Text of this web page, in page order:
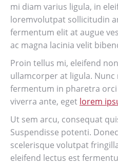
mi diam varius ligula, in
loremvolutpat sollicitudin
fermentum elit at augue
ac magna lacinia velit
Proin tellus mi, eleifend
ullamcorper at ligula.
fermentum in pharetra
viverra ante, eget lorem
Ut sem arcu, consequat
Suspendisse potenti.
scelerisque volutpat
eleifend lectus est